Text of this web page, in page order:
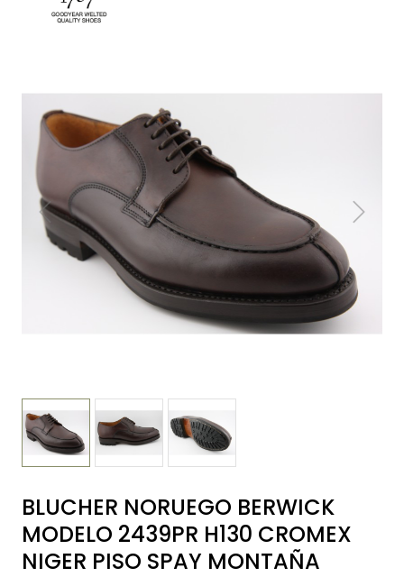
BLUCHER NORUEGO BERWICK
MODELO 2439PR H130 CROMEX
NIGER PISO SPAY MONTAÑA